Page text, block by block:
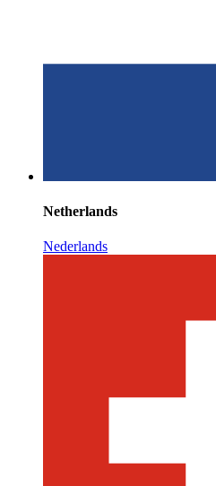
Netherlands
Nederlands